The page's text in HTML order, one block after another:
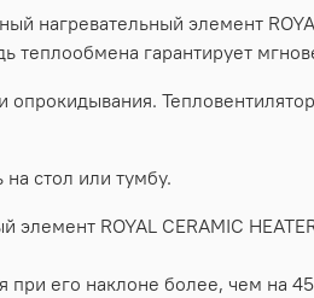
нагревательный элемент
гарантирует
стол или тумбу.
ROYAL CERAMIC
его наклоне более, чем на